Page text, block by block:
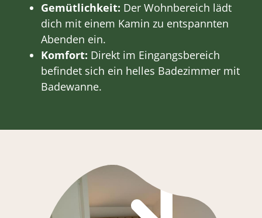
Gemütlichkeit: Der Wohnbereich lädt
dich mit einem Kamin zu entspannten
Abenden ein.
Komfort: Direkt im Eingangsbereich
befindet sich ein helles Badezimmer mit
Badewanne.